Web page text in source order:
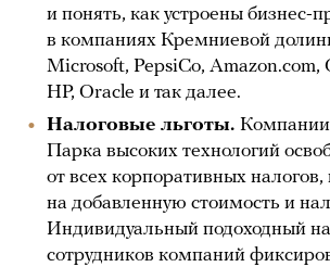
и понять, как устроены бизнес-
в компаниях Кремниевой
Microsoft, PepsiCo, Amazon.com,
HP, Oracle и так далее.
Налоговые льготы.
Парка высоких технологий
от всех корпоративных
на добавленную стоимость и
Индивидуальный подоходный
сотрудников компаний